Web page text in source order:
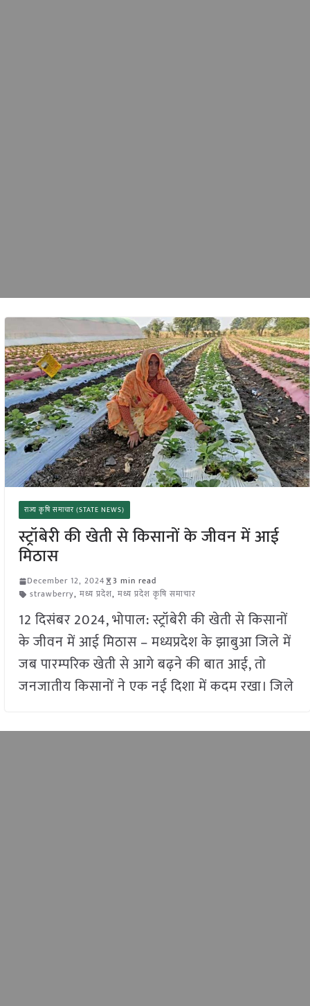
राज्य कृषि समाचार (STATE NEWS)
स्ट्रॉबेरी की खेती से किसानों के जीवन में आई
मिठास
December 12, 2024
3 min read
strawberry, मध्य प्रदेश, मध्य प्रदेश कृषि समाचार
12 दिसंबर 2024, भोपाल: स्ट्रॉबेरी की खेती से किसानों
के जीवन में आई मिठास – मध्यप्रदेश के झाबुआ जिले में
जब पारम्परिक खेती से आगे बढ़ने की बात आई, तो
जनजातीय किसानों ने एक नई दिशा में कदम रखा। जिले